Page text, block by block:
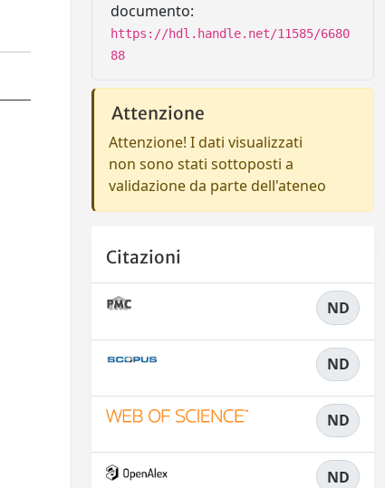
documento:
https://hdl.handle.net/11585/6680
88
Attenzione
Attenzione! I dati visualizzati
non sono stati sottoposti a
validazione da parte dell'ateneo
Citazioni
ND
ND
ND
ND